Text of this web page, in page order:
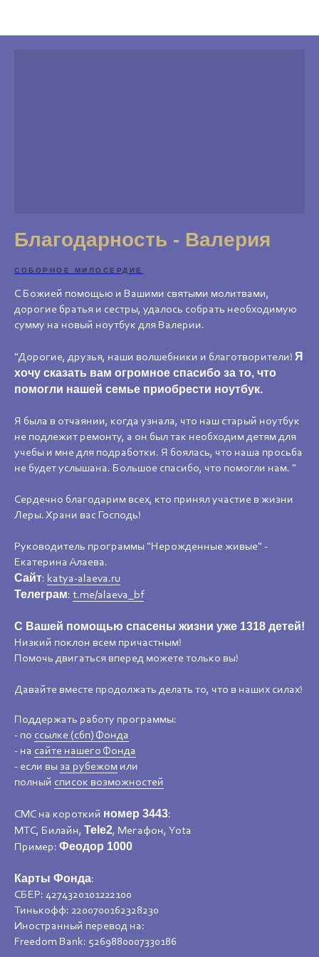
Благодарность - Валерия
СОБОРНОЕ МИЛОСЕРДИЕ
С Божией помощью и Вашими святыми молитвами,
дорогие братья и сестры, удалось собрать необходимую
сумму на новый ноутбук для Валерии.
"Дорогие, друзья, наши волшебники и благотворители! Я
хочу сказать вам огромное спасибо за то, что
помогли нашей семье приобрести ноутбук.
Я была в отчаянии, когда узнала, что наш старый ноутбук
не подлежит ремонту, а он был так необходим детям для
учебы и мне для подработки. Я боялась, что наша просьба
не будет услышана. Большое спасибо, что помогли нам. "
Сердечно благодарим всех, кто принял участие в жизни
Леры. Храни вас Господь!
Руководитель программы "Нерожденные живые" -
Екатерина Алаева.
Сайт: katya-alaeva.ru
Телеграм: t.me/alaeva_bf
С Вашей помощью спасены жизни уже 1318 детей!
Низкий поклон всем причастным!
Помочь двигаться вперед можете только вы!
Давайте вместе продолжать делать то, что в наших силах!
Поддержать работу программы:
- по ссылке (сбп) Фонда
- на сайте нашего Фонда
- если вы за рубежом или
полный список возможностей
СМС на короткий номер 3443:
МТС, Билайн, Tele2, Мегафон, Yota
Пример: Феодор 1000
Карты Фонда:
СБЕР: 4274320101222100
Тинькофф: 2200700162328230
Иностранный перевод на:
Freedom Bank: 5269880007330186